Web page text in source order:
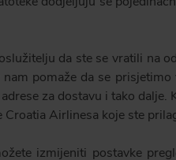
da ste se vratili na
pomaže da se prisjetimo
za dostavu i tako dalje.
Airlinesa koje ste
izmijeniti postavke